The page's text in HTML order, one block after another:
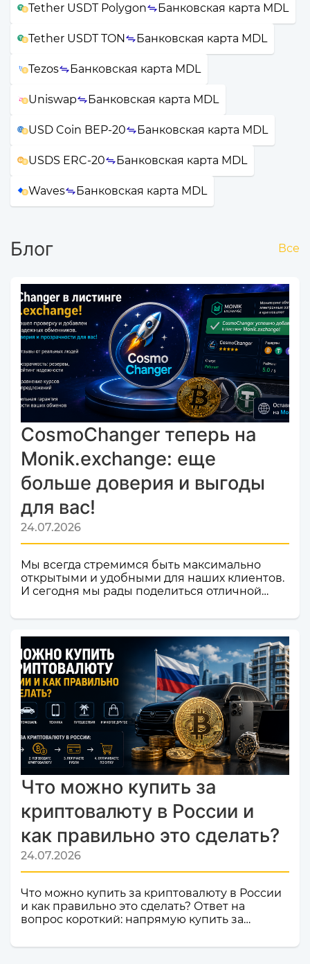
Tether USDT Polygon Банковская карта MDL
Tether USDT TON Банковская карта MDL
Tezos Банковская карта MDL
Uniswap Банковская карта MDL
USD Coin BEP-20 Банковская карта MDL
USDS ERC-20 Банковская карта MDL
Waves Банковская карта MDL
Блог Все
CosmoChanger теперь на
Monik.exchange: еще
больше доверия и выгоды
для вас!
24.07.2026
Мы всегда стремимся быть максимально
открытыми и удобными для наших клиентов.
И сегодня мы рады поделиться отличной
валют и криптовалют CosmoChanger
официально добавлен в листинг
мониторинга обменников
Monik.exchange.Что это значит для вас?
Только плюсы! Мы делаем всё, чтобы каждый
ваш обмен был быстрым, безопасным и
комфортным.Почему это важное событие?
Попадание в список надежных платформ на
Monik.exchange — это знак каче...
Что можно купить за
криптовалюту в России и
как правильно это сделать?
24.07.2026
Что можно купить за криптовалюту в России
и как правильно это сделать? Ответ на
вопрос короткий: напрямую купить за
нельзя. Российское законодательство не